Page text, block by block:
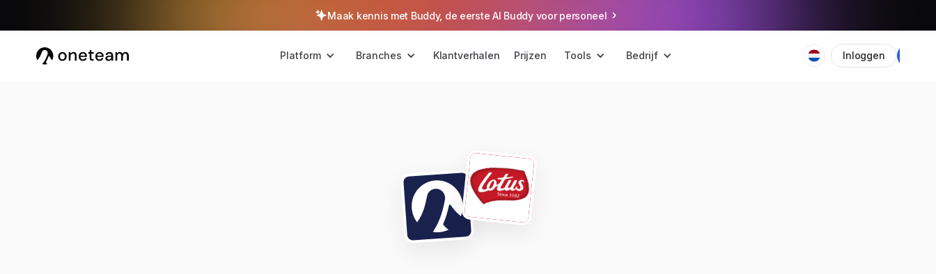
Maak kennis met Buddy, de eerste AI Buddy voor personeel
Platform Branches Klantverhalen Prijzen Tools Bedrijf Inloggen